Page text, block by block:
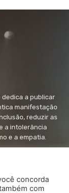
dedica a publicar
manifestação
reduzir as
a intolerância
e a empatia.
concorda
com